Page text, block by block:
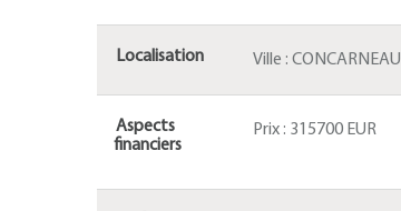
Localisation Ville : CONCARNEAU
Aspects
financiers
Prix : 315700 EUR